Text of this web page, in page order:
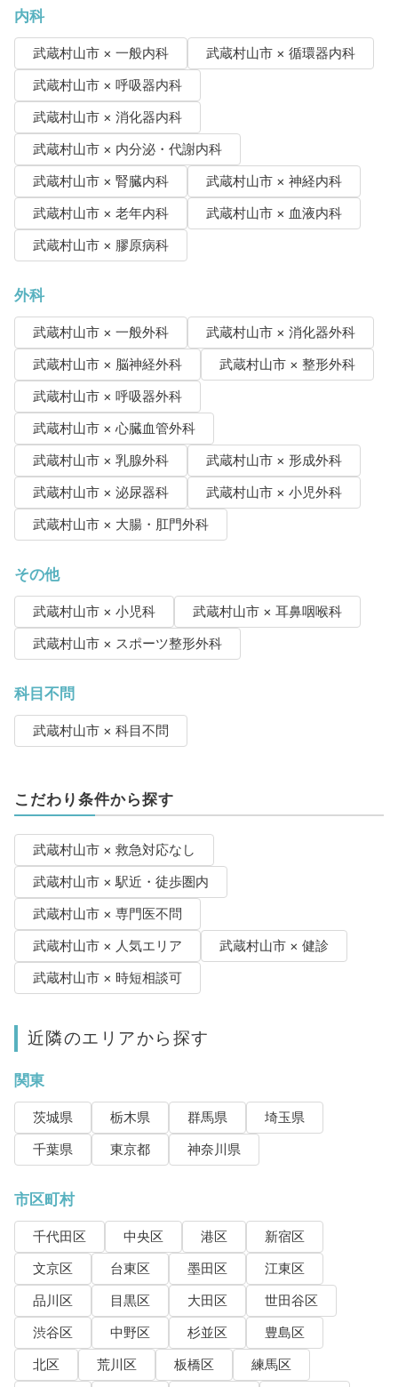
内科
武蔵村山市 × 一般内科
武蔵村山市 × 循環器内科
武蔵村山市 × 呼吸器内科
武蔵村山市 × 消化器内科
武蔵村山市 × 内分泌・代謝内科
武蔵村山市 × 腎臓内科
武蔵村山市 × 神経内科
武蔵村山市 × 老年内科
武蔵村山市 × 血液内科
武蔵村山市 × 膠原病科
外科
武蔵村山市 × 一般外科
武蔵村山市 × 消化器外科
武蔵村山市 × 脳神経外科
武蔵村山市 × 整形外科
武蔵村山市 × 呼吸器外科
武蔵村山市 × 心臓血管外科
武蔵村山市 × 乳腺外科
武蔵村山市 × 形成外科
武蔵村山市 × 泌尿器科
武蔵村山市 × 小児外科
武蔵村山市 × 大腸・肛門外科
その他
武蔵村山市 × 小児科
武蔵村山市 × 耳鼻咽喉科
武蔵村山市 × スポーツ整形外科
科目不問
武蔵村山市 × 科目不問
こだわり条件から探す
武蔵村山市 × 救急対応なし
武蔵村山市 × 駅近・徒歩圏内
武蔵村山市 × 専門医不問
武蔵村山市 × 人気エリア
武蔵村山市 × 健診
武蔵村山市 × 時短相談可
近隣のエリアから探す
関東
茨城県 栃木県 群馬県
埼玉県
千葉県
東京都 神奈川県
市区町村
千代田区 中央区 港区
新宿区
文京区
台東区 墨田区
江東区
品川区
目黒区 大田区
世田谷区
渋谷区
中野区 杉並区
豊島区
北区
荒川区 板橋区
練馬区